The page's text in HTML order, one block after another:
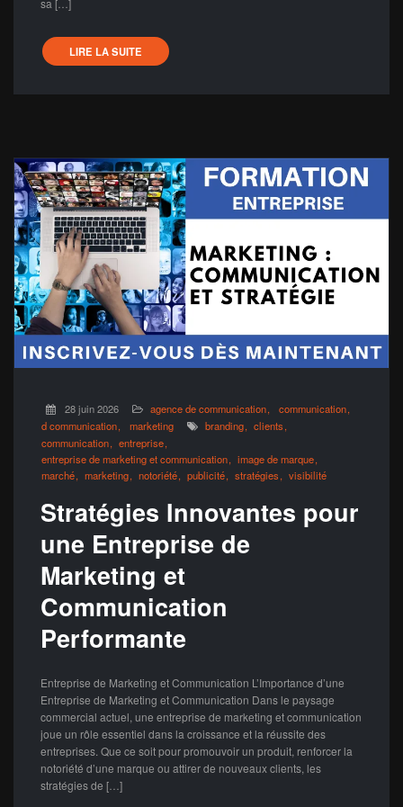
LIRE LA SUITE
28 juin 2026 agence de communication
communication
d communication
marketing branding
clients
communication
entreprise
entreprise de marketing et communication
image de marque
marché
marketing notoriété publicité stratégies visibilité
Stratégies Innovantes pour
une Entreprise de
Marketing et
Communication
Performante
Entreprise de Marketing et Communication L’Importance d’une
Entreprise de Marketing et Communication Dans le paysage
commercial actuel, une entreprise de marketing et communication
joue un rôle essentiel dans la croissance et la réussite des
entreprises. Que ce soit pour promouvoir un produit, renforcer la
notoriété d’une marque ou attirer de nouveaux clients, les
stratégies de […]